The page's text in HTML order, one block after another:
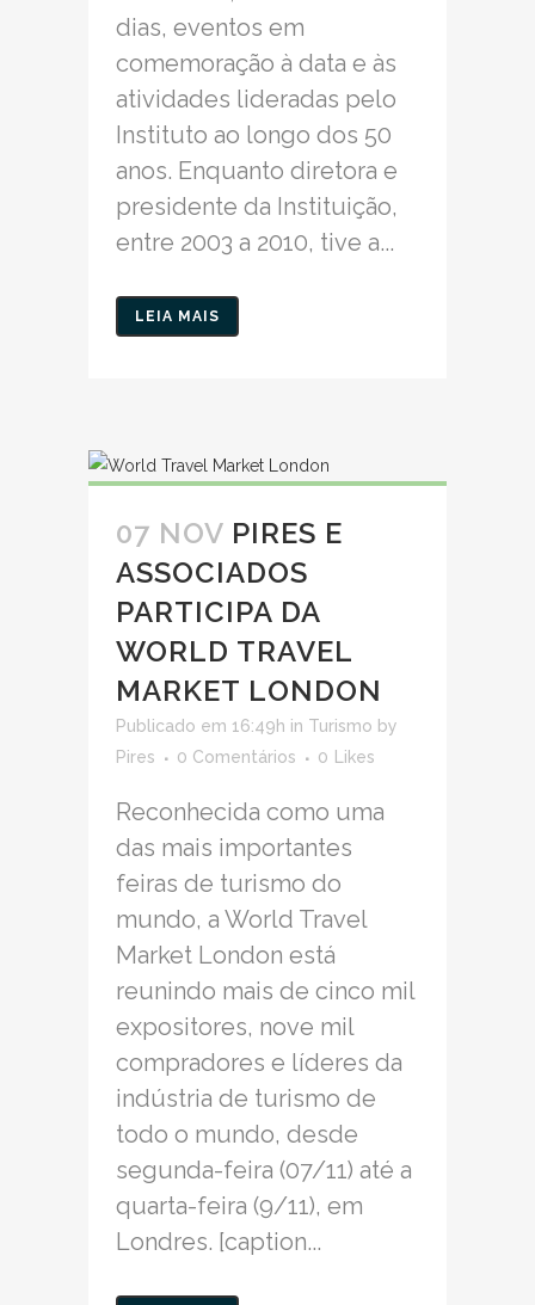
dias, eventos em
comemoração à data e às
atividades lideradas pelo
Instituto ao longo dos 50
anos. Enquanto diretora e
presidente da Instituição,
entre 2003 a 2010, tive a...
LEIA MAIS
07 NOV PIRES E
ASSOCIADOS
PARTICIPA DA
WORLD TRAVEL
MARKET LONDON
Publicado em 16:49h in Turismo by
Pires
0 Comentários 0 Likes
Reconhecida como uma
das mais importantes
feiras de turismo do
mundo, a World Travel
Market London está
reunindo mais de cinco mil
expositores, nove mil
compradores e líderes da
indústria de turismo de
todo o mundo, desde
segunda-feira (07/11) até a
quarta-feira (9/11), em
Londres. [caption...